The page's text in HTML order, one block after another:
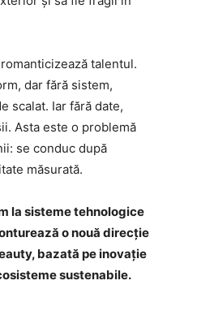
talentul.
dar fără sistem,
scalat. Iar fără date,
Asta este o problemă
se conduc după
măsurată.
la sisteme tehnologice
o nouă direcție
bazată pe inovație
sustenabile.